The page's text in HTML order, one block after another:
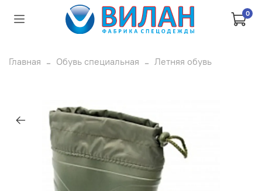
0
Главная Обувь специальная Летняя обувь